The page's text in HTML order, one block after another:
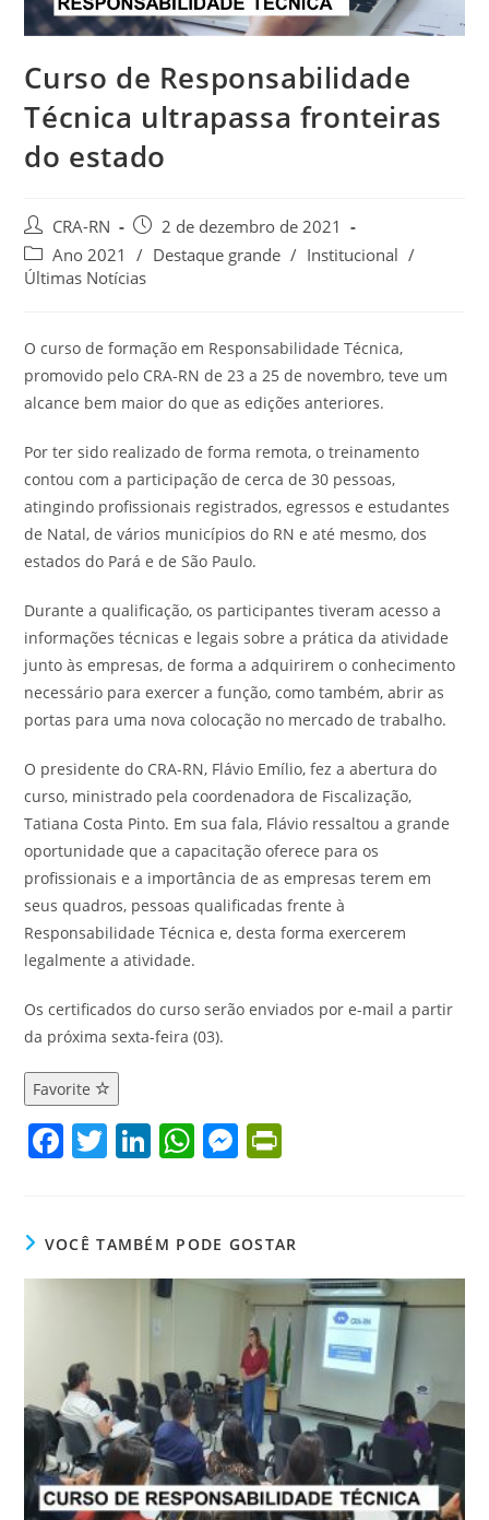
Curso de Responsabilidade
Técnica ultrapassa fronteiras
do estado
Autor
do
post:
CRA-RN
Post
publicado:
2 de dezembro de 2021
Categoria
do
Ano 2021 / Destaque grande / Institucional /
Últimas Notícias
O curso de formação em Responsabilidade Técnica,
promovido pelo CRA-RN de 23 a 25 de novembro, teve um
alcance bem maior do que as edições anteriores.
Por ter sido realizado de forma remota, o treinamento
contou com a participação de cerca de 30 pessoas,
atingindo profissionais registrados, egressos e estudantes
de Natal, de vários municípios do RN e até mesmo, dos
estados do Pará e de São Paulo.
Durante a qualificação, os participantes tiveram acesso a
informações técnicas e legais sobre a prática da atividade
junto às empresas, de forma a adquirirem o conhecimento
necessário para exercer a função, como também, abrir as
portas para uma nova colocação no mercado de trabalho.
O presidente do CRA-RN, Flávio Emílio, fez a abertura do
curso, ministrado pela coordenadora de Fiscalização,
Tatiana Costa Pinto. Em sua fala, Flávio ressaltou a grande
oportunidade que a capacitação oferece para os
profissionais e a importância de as empresas terem em
seus quadros, pessoas qualificadas frente à
Responsabilidade Técnica e, desta forma exercerem
legalmente a atividade.
Os certificados do curso serão enviados por e-mail a partir
da próxima sexta-feira (03).
Favorite
F
e
b
o
k
T
er
Li
e
dI
n
W
s
A
M
e
n
g
er
ri
e
n
dl
y
VOCÊ TAMBÉM PODE GOSTAR